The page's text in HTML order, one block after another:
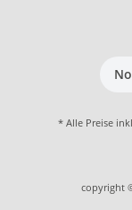
* Alle Preise
copyright